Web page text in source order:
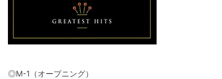
◎M-1（オープニング）